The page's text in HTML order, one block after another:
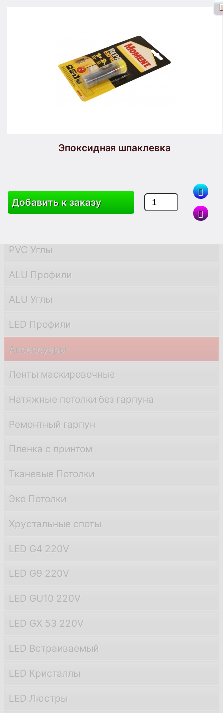
Вход через Facebook
Товары Корзина Карта Сайта
PVC Углы
ALU Профили
ALU Углы
LED Профили
Аксессуары
Ленты маскировочные
Натяжные потолки без гарпуна
Ремонтный гарпун
Пленка с принтом
Тканевые Потолки
Эко Потолки
Хрустальные споты
LED G4 220V
LED G9 220V
LED GU10 220V
LED GX 53 220V
LED Встраиваемый
LED Кристаллы
LED Люстры
Эпоксидная шпаклевка
Добавить к заказу